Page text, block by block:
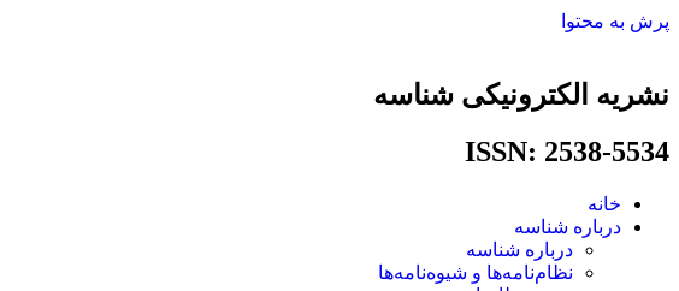
پرش به محتوا
نشریه الکترونیکی شناسه
ISSN: 2538-5534​
خانه
درباره شناسه
درباره شناسه
نظام‌نامه‌ها و شیوه‌نامه‌ها